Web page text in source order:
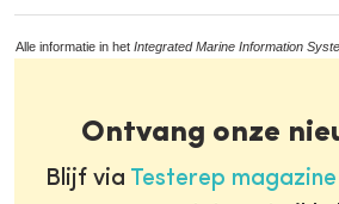
Alle informatie in het Integrated Marine Information
Ontvang onze
Blijf via Testerep magazine